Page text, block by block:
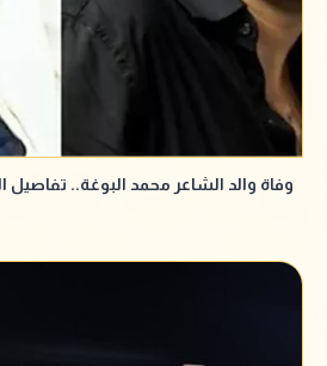
وفاة والد الشاعر محمد البوغة.. تفاصيل